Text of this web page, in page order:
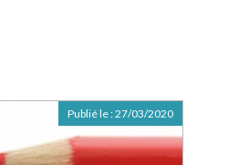
Publié le :27/03/2020